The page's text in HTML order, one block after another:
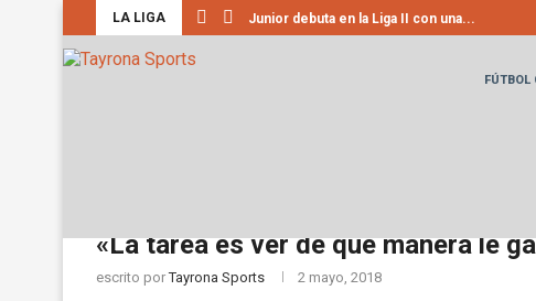
LA LIGA Junior debuta en la Liga II con una...
FÚTBOL
«La tarea es ver de qué manera le
escrito porTayrona Sports 2 mayo, 2018